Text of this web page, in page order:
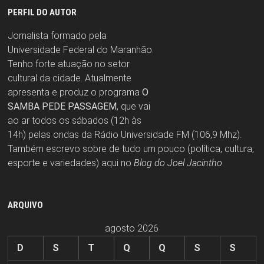
PERFIL DO AUTOR
Jornalista formado pela
Universidade Federal do Maranhão.
Tenho forte atuação no setor
cultural da cidade. Atualmente
apresenta e produz o programa O
SAMBA PEDE PASSAGEM, que vai
ao ar todos os sábados (12h às
14h) pelas ondas da Rádio Universidade FM (106,9 Mhz).
Também escrevo sobre de tudo um pouco (política, cultura,
esporte e variedades) aqui no Blog do Joel Jacintho.
ARQUIVO
agosto 2026
D
S T Q Q S S